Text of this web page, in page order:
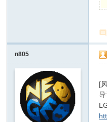
n805
[